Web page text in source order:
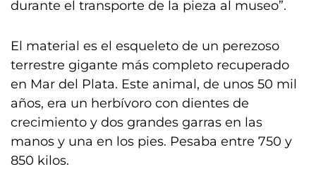
durante el transporte de la pieza al museo”.
El material es el esqueleto de un perezoso
terrestre gigante más completo recuperado
en Mar del Plata. Este animal, de unos 50 mil
años, era un herbívoro con dientes de
crecimiento y dos grandes garras en las
manos y una en los pies. Pesaba entre 750 y
850 kilos.